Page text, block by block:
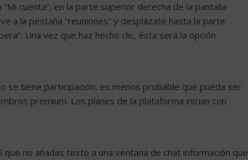
cuenta”, en la parte superior derecha de la pantalla
a la pestaña “reuniones” y desplázate hasta la parte
Una vez que haz hecho clic, ésta será la opción
se tiene participación, es menos probable que pueda ser
premium. Los planes de la plataforma inician con
no añadas texto a una ventana de chat información que